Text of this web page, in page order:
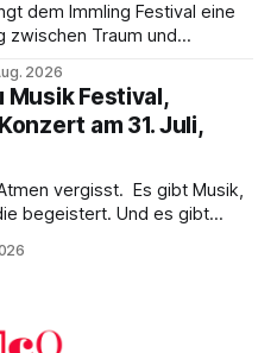
dem Immling Festival eine
zwischen Traum und
Bildern, getragen von
und einer musikalisch
2026
Musik Festival,
am 31. Juli,
Es gibt Musik,
begeistert. Und es gibt
Wiesbaden, an dem